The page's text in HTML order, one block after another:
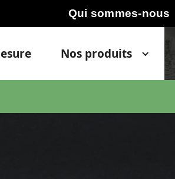
Qui sommes-nous
Nos produits